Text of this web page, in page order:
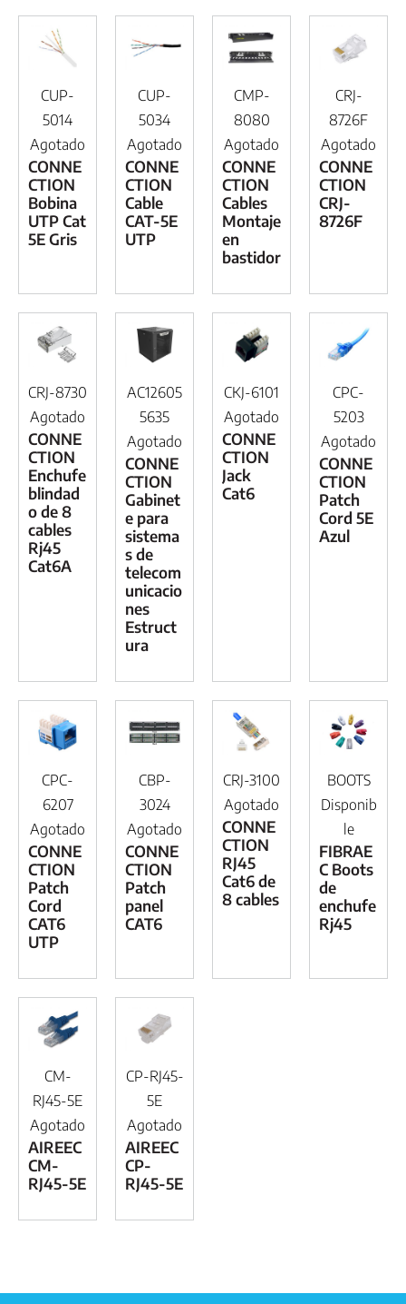
CUP-
5014
Agotado
CONNE
CTION
Bobina
UTP Cat
5E Gris
CUP-
5034
Agotado
CONNE
CTION
Cable
CAT-5E
UTP
CMP-
8080
Agotado
CONNE
CTION
Cables
Montaje
en
bastidor
CRJ-
8726F
Agotado
CONNE
CTION
CRJ-
8726F
CRJ-8730
Agotado
CONNE
CTION
Enchufe
blindad
o de 8
cables
Rj45
Cat6A
AC12605
5635
Agotado
CONNE
CTION
Gabinet
e para
sistema
s de
telecom
unicacio
nes
Estruct
ura
CKJ-6101
Agotado
CONNE
CTION
Jack
Cat6
CPC-
5203
Agotado
CONNE
CTION
Patch
Cord 5E
Azul
CPC-
6207
Agotado
CONNE
CTION
Patch
Cord
CAT6
UTP
CBP-
3024
Agotado
CONNE
CTION
Patch
panel
CAT6
CRJ-3100
Agotado
CONNE
CTION
RJ45
Cat6 de
8 cables
BOOTS
Disponib
le
FIBRAE
C Boots
de
enchufe
Rj45
CM-
RJ45-5E
Agotado
AIREEC
CM-
RJ45-5E
CP-RJ45-
5E
Agotado
AIREEC
CP-
RJ45-5E